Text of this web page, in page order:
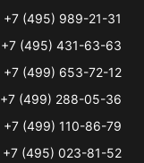
+7 (495) 989-21-31
+7 (495) 431-63-63
+7 (499) 653-72-12
+7 (499) 288-05-36
+7 (499) 110-86-79
+7 (495) 023-81-52